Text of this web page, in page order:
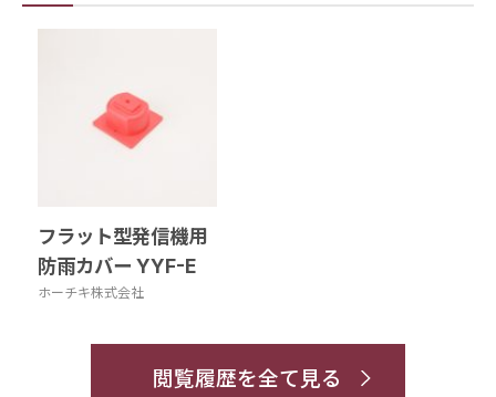
フラット型発信機用
防雨カバー YYF-E
ホーチキ株式会社
閲覧履歴を全て見る